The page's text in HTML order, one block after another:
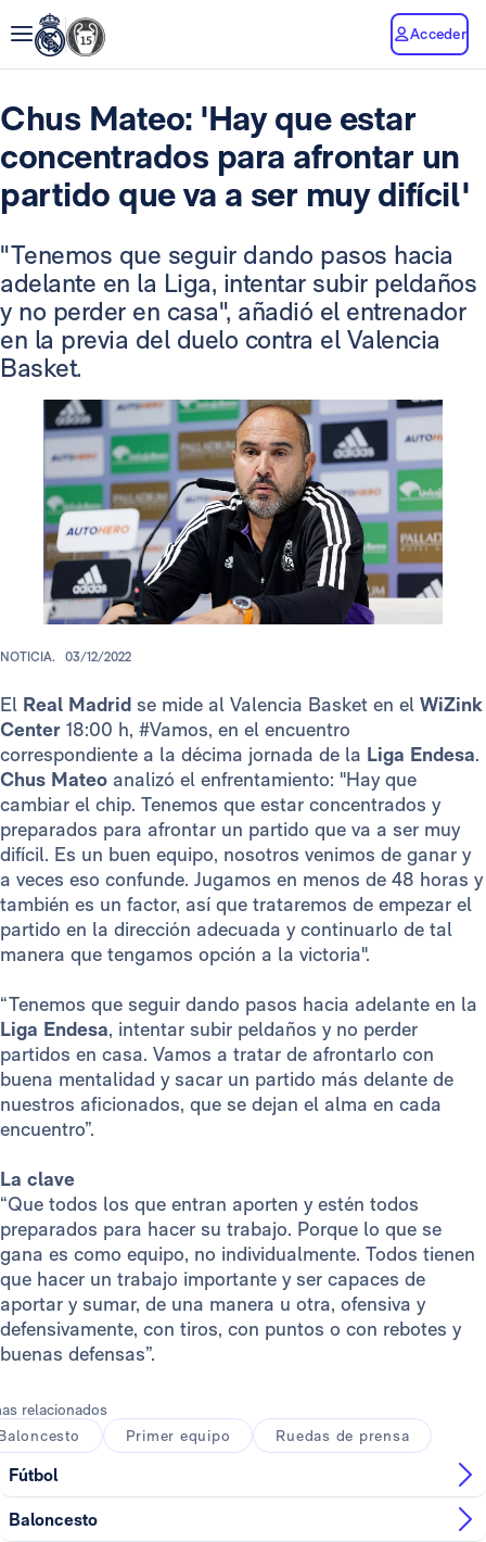
Acceder
Chus Mateo: 'Hay que estar
concentrados para afrontar un
partido que va a ser muy difícil'
"Tenemos que seguir dando pasos hacia
adelante en la Liga, intentar subir peldaños
y no perder en casa", añadió el entrenador
en la previa del duelo contra el Valencia
Basket.
NOTICIA. 03/12/2022
El Real Madrid se mide al Valencia Basket en el WiZink
Center 18:00 h, #Vamos, en el encuentro
correspondiente a la décima jornada de la Liga Endesa.
Chus Mateo analizó el enfrentamiento: "Hay que
cambiar el chip. Tenemos que estar concentrados y
preparados para afrontar un partido que va a ser muy
difícil. Es un buen equipo, nosotros venimos de ganar y
a veces eso confunde. Jugamos en menos de 48 horas y
también es un factor, así que trataremos de empezar el
partido en la dirección adecuada y continuarlo de tal
manera que tengamos opción a la victoria".
“Tenemos que seguir dando pasos hacia adelante en la
Liga Endesa, intentar subir peldaños y no perder
partidos en casa. Vamos a tratar de afrontarlo con
buena mentalidad y sacar un partido más delante de
nuestros aficionados, que se dejan el alma en cada
encuentro”.
La clave
“Que todos los que entran aporten y estén todos
preparados para hacer su trabajo. Porque lo que se
gana es como equipo, no individualmente. Todos tienen
que hacer un trabajo importante y ser capaces de
aportar y sumar, de una manera u otra, ofensiva y
defensivamente, con tiros, con puntos o con rebotes y
buenas defensas”.
relacionados
Primer equipo Ruedas de prensa
Fútbol
Baloncesto